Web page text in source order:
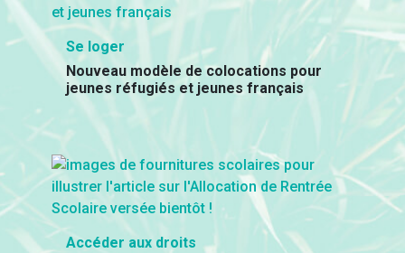
Se loger
Nouveau modèle de colocations pour
jeunes réfugiés et jeunes français
Accéder aux droits